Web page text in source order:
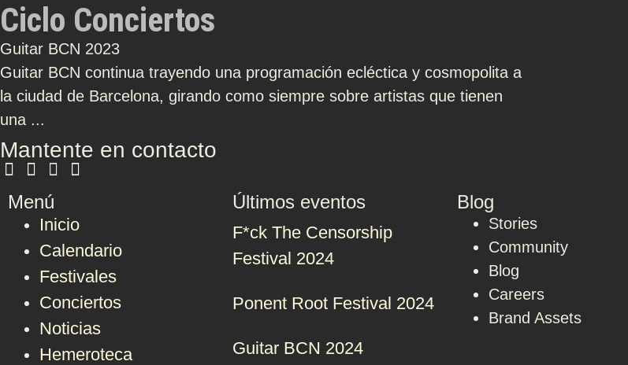
Ciclo Conciertos
Guitar BCN 2023
Guitar BCN continua trayendo una programación ecléctica y cosmopolita a
la ciudad de Barcelona, girando como siempre sobre artistas que tienen
una ...
Mantente en contacto
Menú
Inicio
Calendario
Festivales
Conciertos
Noticias
Hemeroteca
Últimos eventos
F*ck The Censorship
Festival 2024
Ponent Root Festival 2024
Guitar BCN 2024
Blog
Stories
Community
Blog
Careers
Brand Assets